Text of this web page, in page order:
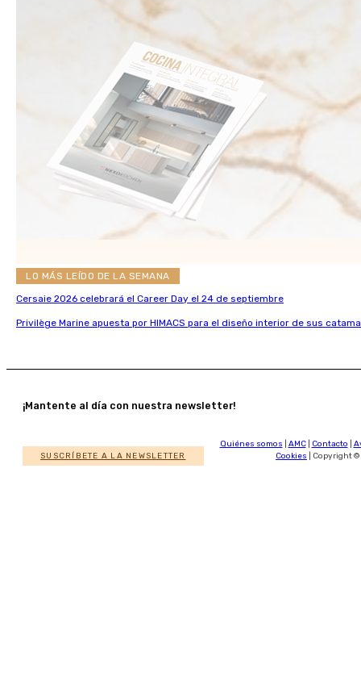
LO MÁS LEÍDO DE LA SEMANA
Cersaie 2026 celebrará el Career Day el 24 de septiembre
Privilège Marine apuesta por HIMACS para el diseño interior de sus
¡Mantente al día con nuestra newsletter!
SUSCRÍBETE A LA NEWSLETTER
Quiénes somos AMC| Contacto
Cookies | Copyright